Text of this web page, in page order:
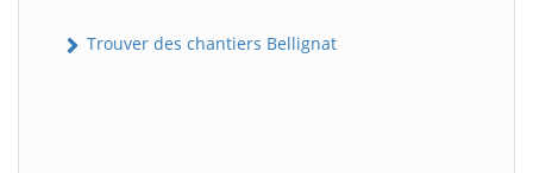
Trouver des chantiers Bellignat